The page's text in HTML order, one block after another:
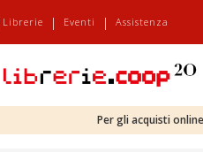
Librerie | Eventi | Assistenza
Per gli acquisti